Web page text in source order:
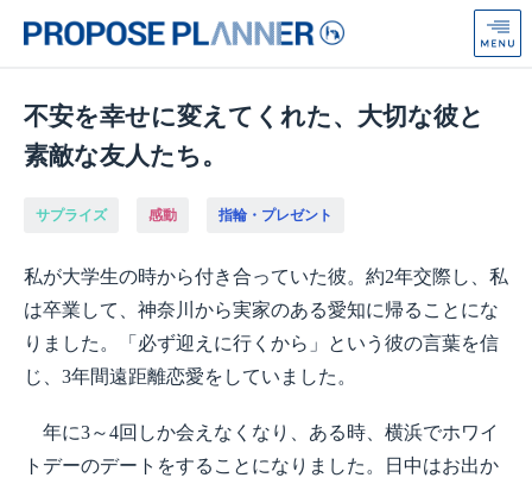
ロ
ズ
プ
ナ
Anniversaire
不安を幸せに変えてくれた、大切な彼と
素敵な友人たち。
サプライズ 感動 指輪・プレゼント
私が大学生の時から付き合っていた彼。約2年交際し、私
は卒業して、神奈川から実家のある愛知に帰ることにな
りました。「必ず迎えに行くから」という彼の言葉を信
じ、3年間遠距離恋愛をしていました。
年に3～4回しか会えなくなり、ある時、横浜でホワイ
トデーのデートをすることになりました。日中はお出か